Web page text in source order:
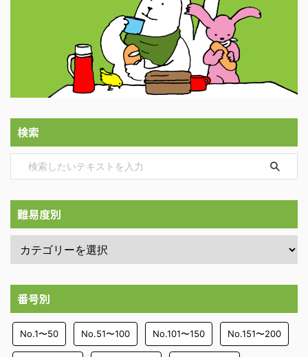
検索
難易度別
番号別
No.1〜50 No.51〜100 No.101〜150 No.151〜200